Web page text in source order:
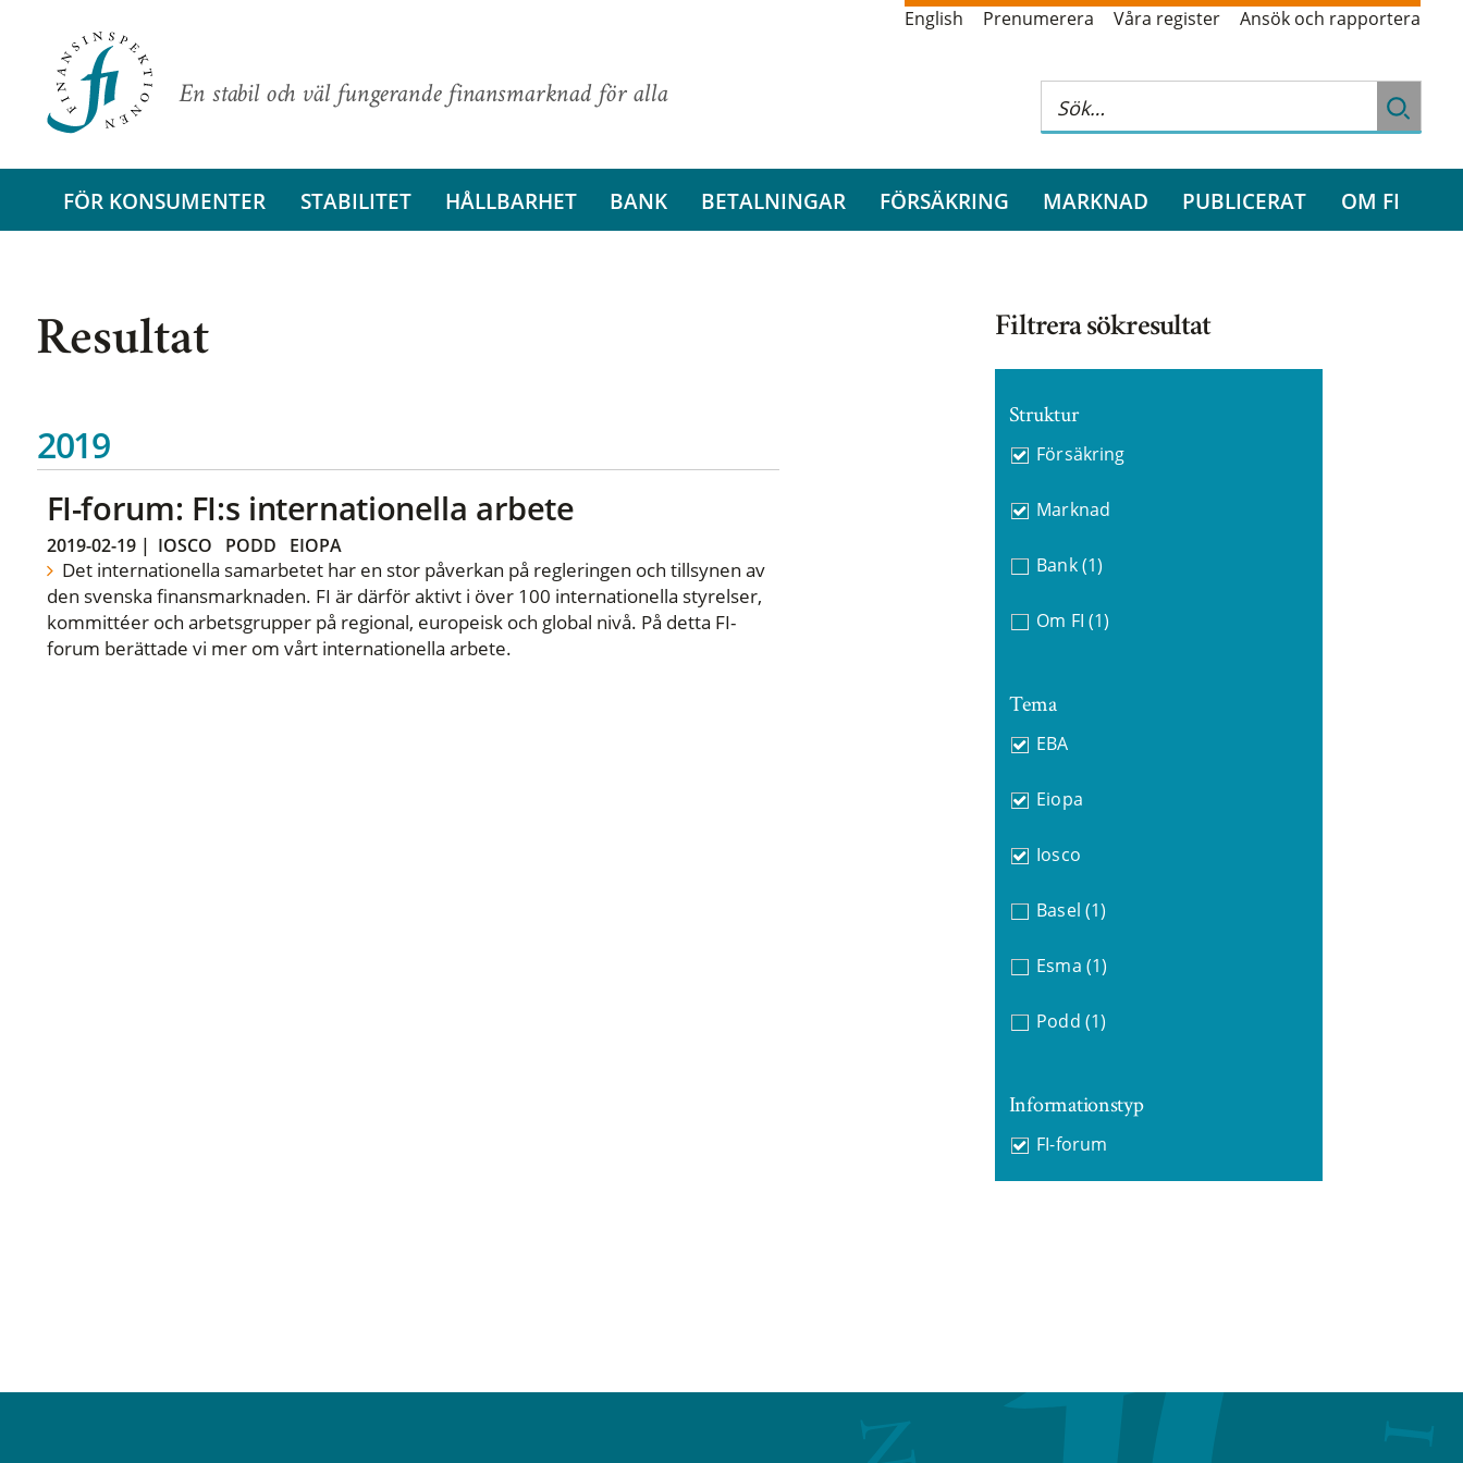
En stabil och väl fungerande finansmarknad för alla
English Prenumerera Våra register Ansök och rapportera
FÖR KONSUMENTER STABILITET HÅLLBARHET BANK BETALNINGAR FÖRSÄKRING MARKNAD PUBLICERAT OM FI
Resultat
2019
FI-forum: FI:s internationella arbete
2019-02-19| IOSCO PODD EIOPA
Det internationella samarbetet har en stor påverkan på regleringen och tillsynen av
den svenska finansmarknaden. FI är därför aktivt i över 100 internationella styrelser,
kommittéer och arbetsgrupper på regional, europeisk och global nivå. På detta FI-
forum berättade vi mer om vårt internationella arbete.
Filtrera sökresultat
Struktur
Försäkring
Marknad
Bank (1)
Om FI (1)
Tema
EBA
Eiopa
Iosco
Basel (1)
Esma (1)
Podd (1)
Informationstyp
FI-forum